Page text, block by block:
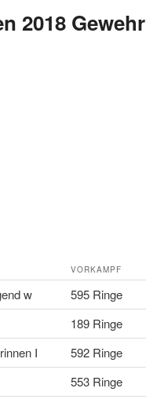
2018 Gewehr
VORKAMPF
w 595 Ringe
189 Ringe
I 592 Ringe
553 Ringe